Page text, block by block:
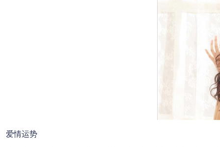
爱情运势